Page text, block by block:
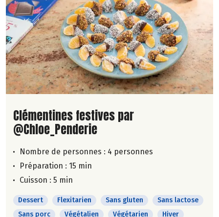
Lire la suite de la recette
Clémentines festives par
@Chloe_Penderie
Nombre de personnes : 4 personnes
Préparation : 15 min
Cuisson : 5 min
Dessert Flexitarien Sans gluten
Sans lactose
Sans porc
Végétalien Végétarien Hiver